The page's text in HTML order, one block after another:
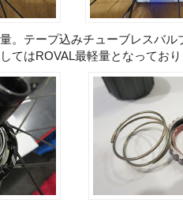
。テープ込みチューブレスバ
てはROVAL最軽量となっており